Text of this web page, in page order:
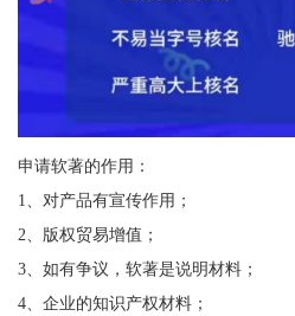
申请软著的作用：
1、对产品有宣传作用；
2、版权贸易增值；
3、如有争议，软著是说明材料；
4、企业的知识产权材料；